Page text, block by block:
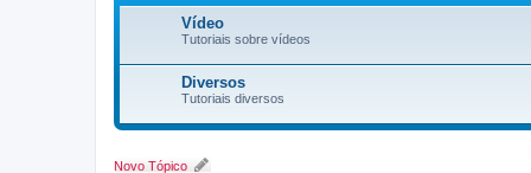
Vídeo
Tutoriais sobre vídeos
Diversos
Tutoriais diversos
Novo Tópico